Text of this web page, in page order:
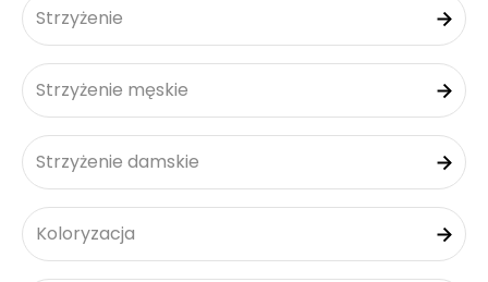
Strzyżenie
Strzyżenie męskie
Strzyżenie damskie
Koloryzacja